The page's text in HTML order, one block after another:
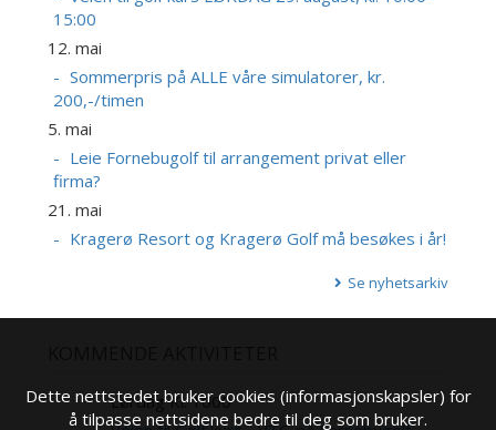
15:00
12. mai
Sommerpris på ALLE våre simulatorer, kr.
200,-/timen
5. mai
Leie Fornebugolf til arrangement privat eller
firma?
21. mai
Kragerø Resort og Kragerø Golf må besøkes i år!
Se nyhetsarkiv
29
Lørdag Kl. 1000
Dette nettstedet bruker cookies (informasjonskapsler) for
å tilpasse nettsidene bedre til deg som bruker.